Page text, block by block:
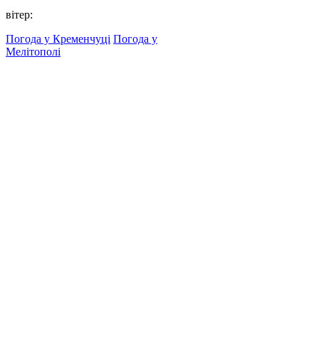
вітер:
Погода у Кременчуці Погода у
Мелітополі